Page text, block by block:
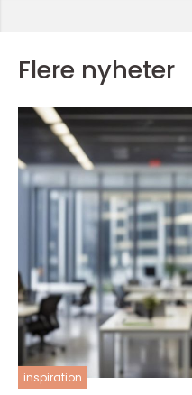
Flere nyheter
inspiration